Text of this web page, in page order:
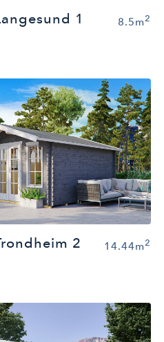
1
8.5m2
2
14.44m2